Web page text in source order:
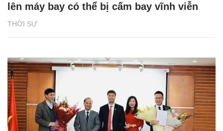
THỜI SỰ
lên máy bay có thể bị cấm bay vĩnh viễn